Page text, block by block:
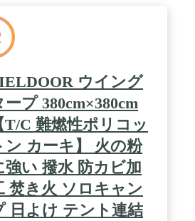
管の際は、十分に乾燥させてから
ビや悪臭の原因になります。高
い。 ・紫外線による劣化で生地
の原因となります。紫外線によ
地寿命となります。 / カラー：
ウイング
ープ 380cm×380cm
T/C 難燃性ポリコッ
ン カーキ】 火の粉
強い 撥水 防カビ加
焚き火 ソロキャン
日よけ テント連結